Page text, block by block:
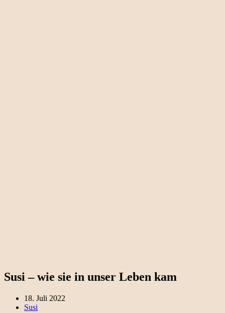
Susi – wie sie in unser Leben kam
18. Juli 2022
Susi